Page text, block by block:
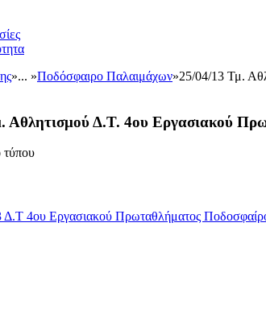
»... »Ποδόσφαιρο Παλαιμάχων»25/04/13 Τμ.
Αθλητισμού Δ.Τ. 4ου Εργασιακού
τύπου
Δ.Τ 4ου Εργασιακού Πρωταθλήματος